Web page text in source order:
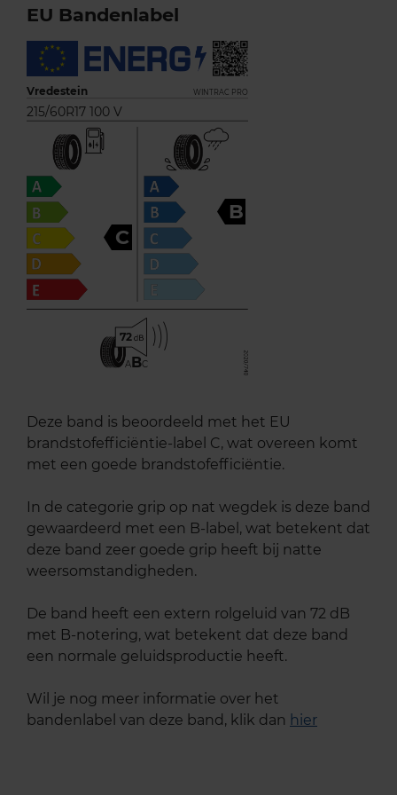
EU Bandenlabel
Vredestein WINTRAC PRO
215/60R17 100 V
C
B
72
ABC
Deze band is beoordeeld met het EU
brandstofefficiëntie-label C, wat overeen komt
met een goede brandstofefficiëntie.
In de categorie grip op nat wegdek is deze band
gewaardeerd met een B-label, wat betekent dat
deze band zeer goede grip heeft bij natte
weersomstandigheden.
De band heeft een extern rolgeluid van 72 dB
met B-notering, wat betekent dat deze band
een normale geluidsproductie heeft.
Wil je nog meer informatie over het
bandenlabel van deze band, klik dan hier